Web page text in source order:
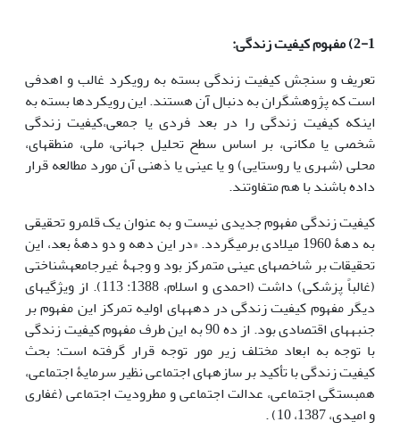
2-1) مفهوم کیفیت زندگی:
تعریف و سنجش کیفیت زندگی بسته به رویکرد غالب و اهدفی
است که پژوهشگران به دنبال آن هستند. این رویکردها بسته به
این‎که کیفیت زندگی را در بعد فردی یا جمعی،کیفیت زندگی
شخصی یا مکانی، بر اساس سطح تحلیل جهانی، ملی، منطقه‎ای،
محلی (شهری یا روستایی) و یا عینی یا ذهنی آن مورد مطالعه قرار
داده باشند با هم متفاوتند.
کیفیت زندگی مفهوم جدیدی نیست و به عنوان یک قلمرو تحقیقی
به دهۀ 1960 میلادی برمی‎گردد. «در این دهه و دو دهۀ بعد، این
تحقیقات بر شاخص‏های عینی متمرکز بود و وجهۀ غیرجامعه‏شناختی
(غالباً پزشکی) داشت (احمدی و اسلام، 1388: 113). از ویژگی‎های
دیگر مفهوم کیفیت زندگی در دهه‎های اولیه تمرکز این مفهوم بر
جنبه‏ها‏ی اقتصادی بود. از ده 90 به این طرف مفهوم کیفیت زندگی
با توجه به ابعاد مختلف زیر مور توجه قرار گرفته است: بحث
کیفیت زندگی با تأکید بر سازه‏های اجتماعی نظیر سرمایۀ اجتماعی،
همبستگی اجتماعی، عدالت اجتماعی و مطرودیت اجتماعی (غفاری
و امیدی، 1387، 10) .